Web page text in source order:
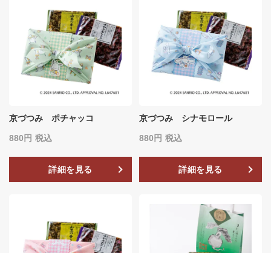
京づつみ ポチャッコ
880 税込
詳細を見る
京づつみ シナモロール
880 税込
詳細を見る